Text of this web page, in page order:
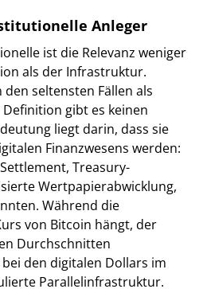
Anleger
ist die Relevanz weniger
als der Infrastruktur.
seltensten Fällen als
gibt es keinen
liegt darin, dass sie
Finanzwesens werden:
Treasury-
Wertpapierabwicklung,
Während die
von Bitcoin hängt, der
Durchschnitten
den digitalen Dollars im
Parallelinfrastruktur.